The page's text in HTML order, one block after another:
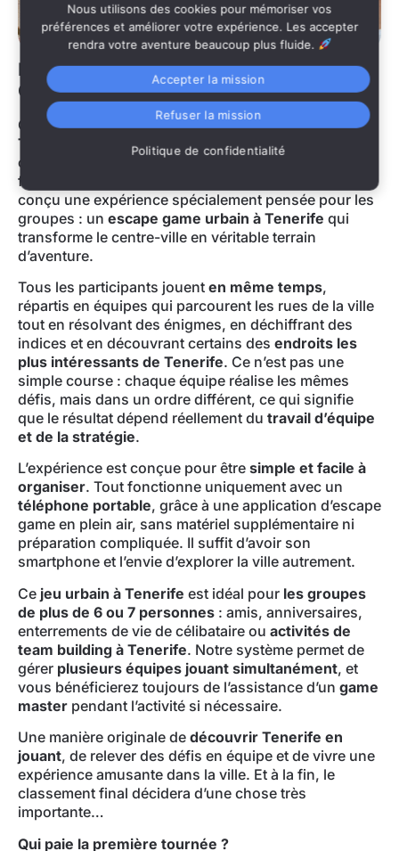
Escape Game Urbain à Tenerife pour
Groupes : Découvrez la Ville en Jouant
Organiser une activité pour un grand groupe à
Tenerife
n’est pas toujours simple, surtout lorsqu’on
cherche quelque chose d’original, dynamique et
facile à mettre en place. C’est pourquoi
conçu une expérience spécialement pensée pour les
groupes : un escape game urbain à Tenerife qui
transforme le centre-ville en véritable terrain
d’aventure.
Tous les participants jouent en même temps,
répartis en équipes qui parcourent les rues de la ville
tout en résolvant des énigmes, en déchiffrant des
indices et en découvrant certains des endroits les
plus intéressants de Tenerife. Ce n’est pas une
simple course : chaque équipe réalise les mêmes
défis, mais dans un ordre différent, ce qui signifie
que le résultat dépend réellement du travail d’équipe
et de la stratégie.
L’expérience est conçue pour être simple et facile à
organiser. Tout fonctionne uniquement avec un
téléphone portable, grâce à une application d’escape
game en plein air, sans matériel supplémentaire ni
préparation compliquée. Il suffit d’avoir son
smartphone et l’envie d’explorer la ville autrement.
Ce jeu urbain à Tenerife est idéal pour les groupes
de plus de 6 ou 7 personnes : amis, anniversaires,
enterrements de vie de célibataire ou activités de
team building à Tenerife. Notre système permet de
gérer plusieurs équipes jouant simultanément, et
vous bénéficierez toujours de l’assistance d’un game
master pendant l’activité si nécessaire.
Une manière originale de découvrir Tenerife en
jouant, de relever des défis en équipe et de vivre une
expérience amusante dans la ville. Et à la fin, le
classement final décidera d’une chose très
importante…
Qui paie la première tournée ?
Nous utilisons des cookies pour mémoriser vos
préférences et améliorer votre expérience. Les accepter
rendra votre aventure beaucoup plus fluide.
Accepter la mission
Refuser la mission
Politique de confidentialité